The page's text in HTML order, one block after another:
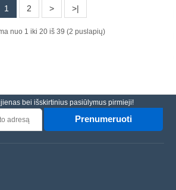
savybėmis tiek mėgėjams, t..
Pridėti prie pageidavimų sąrašo
1 2 > >|
nuo 1 iki 20 iš 39 (2 puslapių)
bei išskirtinius pasiūlymus pirmieji!
Prenumeruoti